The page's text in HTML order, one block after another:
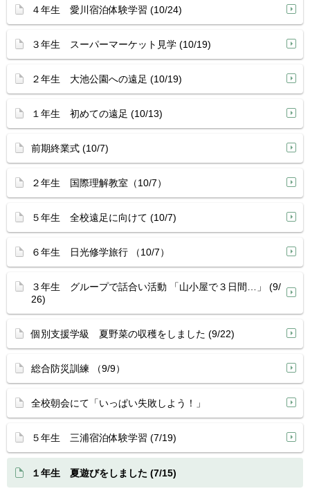
４年生 愛川宿泊体験学習 (10/24)
３年生 スーパーマーケット見学 (10/19)
２年生 大池公園への遠足 (10/19)
１年生 初めての遠足 (10/13)
前期終業式 (10/7)
２年生 国際理解教室（10/7）
５年生 全校遠足に向けて (10/7)
６年生 日光修学旅行 （10/7）
３年生 グループで話合い活動 「山小屋で３日間…」 (9/
26)
個別支援学級 夏野菜の収穫をしました (9/22)
総合防災訓練 （9/9）
全校朝会にて「いっぱい失敗しよう！」
５年生 三浦宿泊体験学習 (7/19)
１年生 夏遊びをしました (7/15)